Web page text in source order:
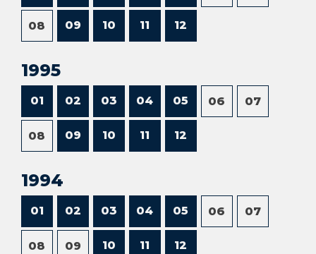
08 09 10 11 12
1995
01 02 03 04 05 06 07
08 09 10 11 12
1994
01 02 03 04 05 06 07
08 09 10 11 12